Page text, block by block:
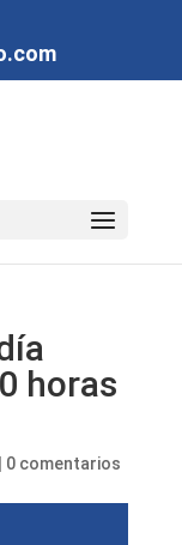
horas
0 comentarios